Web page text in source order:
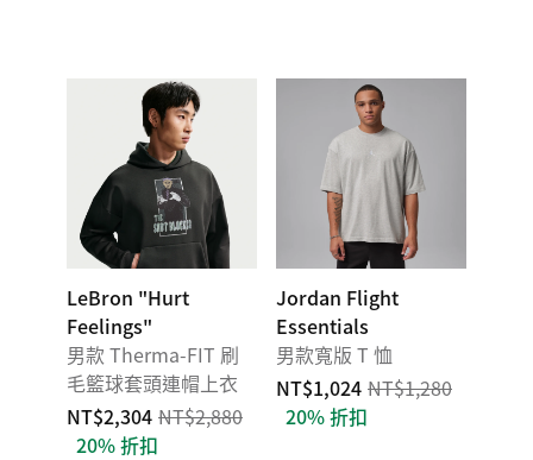
LeBron "Hurt
Feelings"
男款 Therma-FIT 刷
毛籃球套頭連帽上衣
NT$2,304 NT$2,880
20% 折扣
Jordan Flight
Essentials
男款寬版 T 恤
NT$1,024 NT$1,280
20% 折扣